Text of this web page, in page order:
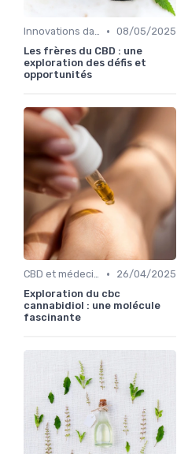
Innovations dans le CBD • 08/05/2025
Les frères du CBD : une
exploration des défis et
opportunités
CBD et médecine •
26/04/2025
Exploration du cbc
cannabidiol : une molécule
fascinante